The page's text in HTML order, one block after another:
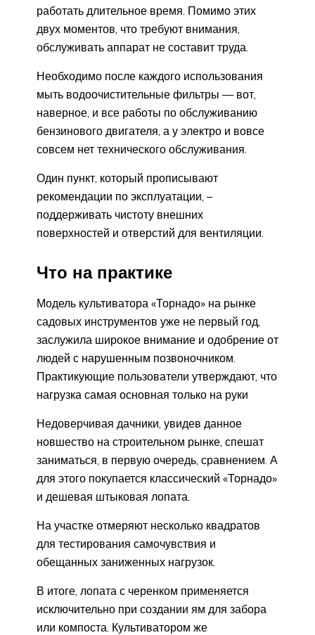
работать длительное время. Помимо этих
двух моментов, что требуют внимания,
обслуживать аппарат не составит труда.
Необходимо после каждого использования
мыть водоочистительные фильтры — вот,
наверное, и все работы по обслуживанию
бензинового двигателя, а у электро и вовсе
совсем нет технического обслуживания.
Один пункт, который прописывают
рекомендации по эксплуатации, –
поддерживать чистоту внешних
поверхностей и отверстий для вентиляции.
Что на практике
Модель культиватора «Торнадо» на рынке
садовых инструментов уже не первый год,
заслужила широкое внимание и одобрение от
людей с нарушенным позвоночником.
Практикующие пользователи утверждают, что
нагрузка самая основная только на руки
Недоверчивая дачники, увидев данное
новшество на строительном рынке, спешат
заниматься, в первую очередь, сравнением. А
для этого покупается классический «Торнадо»
и дешевая штыковая лопата.
На участке отмеряют несколько квадратов
для тестирования самочувствия и
обещанных заниженных нагрузок.
В итоге, лопата с черенком применяется
исключительно при создании ям для забора
или компоста. Культиватором же